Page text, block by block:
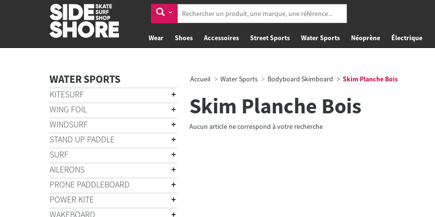
Wear Shoes Accessoires Street Sports Water Sports Néoprène Électrique
WATER SPORTS
KITESURF
WING FOIL
WINDSURF
STAND UP PADDLE
SURF
AILERONS
PRONE PADDLEBOARD
POWER KITE
WAKEBOARD
Accueil Water Sports Bodyboard Skimboard Skim Planche Bois
Skim Planche Bois
Aucun article ne correspond à votre recherche